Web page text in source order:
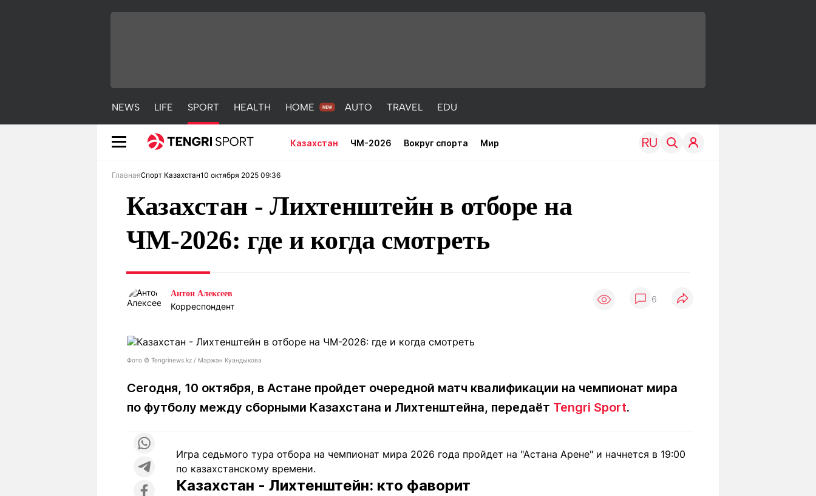
NEWS LIFE SPORT HEALTH HOME AUTO TRAVEL EDU
Казахстан ЧМ-2026 Вокруг спорта Мир
NEWS
Погода
Рейтинги
LIFE
Гороскопы
Путевые
Учебные
О проекте Контакты редакции Вакансии Реклама Пресс-центр Светлая тема
Редакция
+7 (777) 001 44 99
Реклама
+7 (700) 3 888 188
ГлавнаяСпорт Казахстан10 октября 2025 09:36
Казахстан - Лихтенштейн в отборе на
ЧМ-2026: где и когда смотреть
Антон Алексеев
Корреспондент
6
Фото ©️ Tengrinews.kz / Маржан Куандыкова
Сегодня, 10 октября, в Астане пройдет очередной матч квалификации на чемпионат мира
по футболу между сборными Казахстана и Лихтенштейна, передаёт Tengri Sport.
Игра седьмого тура отбора на чемпионат мира 2026 года пройдет на "Астана Арене" и начнется в 19:00
по казахстанскому времени.
Казахстан - Лихтенштейн: кто фаворит